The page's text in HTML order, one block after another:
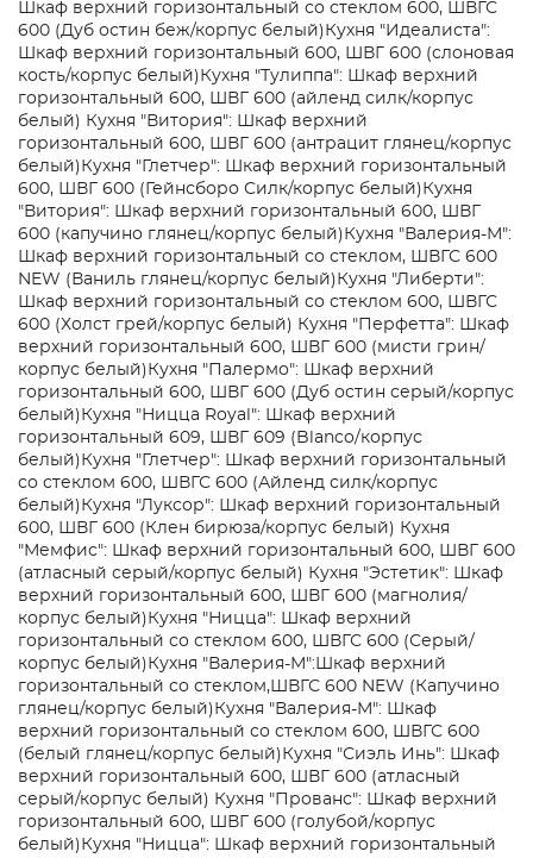
Шкаф верхний горизонтальный со стеклом 600, ШВГС
600 (Дуб остин беж/корпус белый) Кухня "Идеалиста":
Шкаф верхний горизонтальный 600, ШВГ 600 (слоновая
кость/корпус белый) Кухня "Тулиппа": Шкаф верхний
горизонтальный 600, ШВГ 600 (айленд силк/корпус
белый) Кухня "Витория": Шкаф верхний
горизонтальный 600, ШВГ 600 (антрацит глянец/корпус
белый) Кухня "Глетчер": Шкаф верхний горизонтальный
600, ШВГ 600 (Гейнсборо Силк/корпус белый) Кухня
"Витория": Шкаф верхний горизонтальный 600, ШВГ
600 (капучино глянец/корпус белый) Кухня "Валерия-М":
Шкаф верхний горизонтальный со стеклом, ШВГС 600
NEW (Ваниль глянец/корпус белый) Кухня "Либерти":
Шкаф верхний горизонтальный со стеклом 600, ШВГС
600 (Холст грей/корпус белый) Кухня "Перфетта": Шкаф
верхний горизонтальный 600, ШВГ 600 (мисти грин/
корпус белый) Кухня "Палермо": Шкаф верхний
горизонтальный 600, ШВГ 600 (Дуб остин серый/корпус
белый) Кухня "Ницца Royal": Шкаф верхний
горизонтальный 609, ШВГ 609 (Blanco/корпус
белый) Кухня "Глетчер": Шкаф верхний горизонтальный
со стеклом 600, ШВГС 600 (Айленд силк/корпус
белый) Кухня "Луксор": Шкаф верхний горизонтальный
600, ШВГ 600 (Клен бирюза/корпус белый) Кухня
"Мемфис": Шкаф верхний горизонтальный 600, ШВГ 600
(атласный серый/корпус белый) Кухня "Эстетик": Шкаф
верхний горизонтальный 600, ШВГ 600 (магнолия/
корпус белый) Кухня "Ницца": Шкаф верхний
горизонтальный со стеклом 600, ШВГС 600 (Серый/
корпус белый) Кухня "Валерия-М":Шкаф верхний
горизонтальный со стеклом,ШВГС 600 NEW (Капучино
глянец/корпус белый) Кухня "Валерия-М": Шкаф
верхний горизонтальный со стеклом 600, ШВГС 600
(белый глянец/корпус белый) Кухня "Сиэль Инь": Шкаф
верхний горизонтальный 600, ШВГ 600 (атласный
серый/корпус белый) Кухня "Прованс": Шкаф верхний
горизонтальный 600, ШВГ 600 (голубой/корпус
белый) Кухня "Ницца": Шкаф верхний горизонтальный